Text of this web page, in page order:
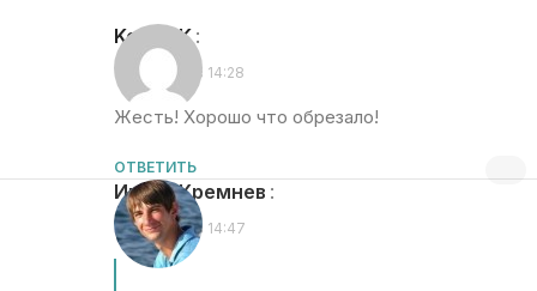
KoloboK :
05.09.2010 в 14:28
Жесть! Хорошо что обрезало!
ОТВЕТИТЬ
Игорь Кремнев :
07.09.2010 в 14:47